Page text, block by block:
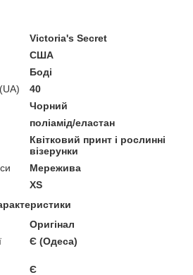
Victoria's Secret
США
Боді
40
Чорний
поліамід/еластан
Квітковий принт і рослинні
візерунки
Мережива
XS
Оригінал
Є (Одеса)
Є